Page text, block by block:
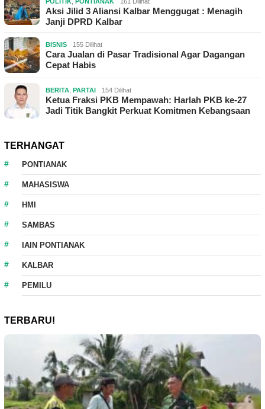
Aksi Jilid 3 Aliansi Kalbar Menggugat : Menagih
Janji DPRD Kalbar
BISNIS 155 Dilihat
Cara Jualan di Pasar Tradisional Agar Dagangan
Cepat Habis
BERITA PARTAI 154 Dilihat
Ketua Fraksi PKB Mempawah: Harlah PKB ke-27
Jadi Titik Bangkit Perkuat Komitmen Kebangsaan
TERHANGAT
PONTIANAK
MAHASISWA
HMI
SAMBAS
IAIN PONTIANAK
KALBAR
PEMILU
TERBARU!